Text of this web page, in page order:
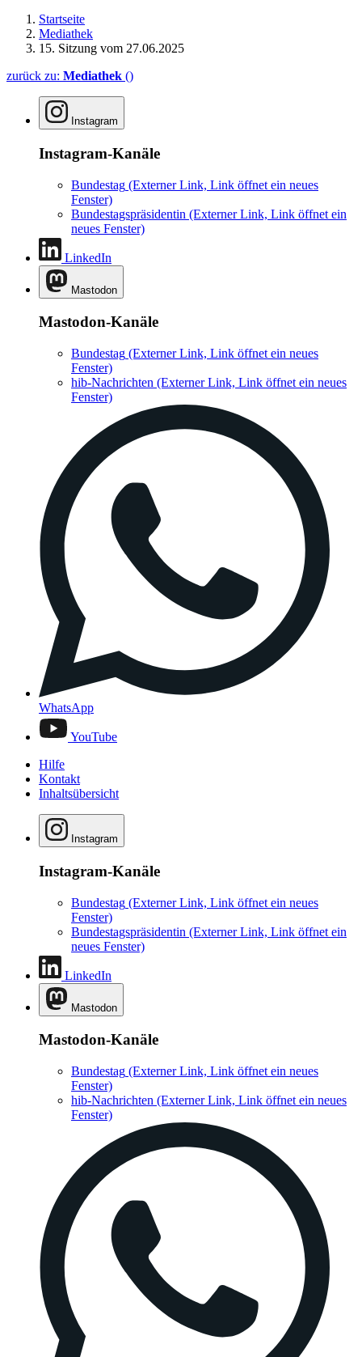
Startseite
Mediathek
15. Sitzung vom 27.06.2025
zurück zu: Mediathek ()
Instagram
Instagram-Kanäle
Bundestag (Externer Link, Link öffnet ein neues
Fenster)
Bundestagspräsidentin (Externer Link, Link öffnet ein
neues Fenster)
LinkedIn
Mastodon
Mastodon-Kanäle
Bundestag (Externer Link, Link öffnet ein neues
Fenster)
hib-Nachrichten (Externer Link, Link öffnet ein neues
Fenster)
WhatsApp
YouTube
Hilfe
Kontakt
Inhaltsübersicht
Instagram
Instagram-Kanäle
Bundestag (Externer Link, Link öffnet ein neues
Fenster)
Bundestagspräsidentin (Externer Link, Link öffnet ein
neues Fenster)
LinkedIn
Mastodon
Mastodon-Kanäle
Bundestag (Externer Link, Link öffnet ein neues
Fenster)
hib-Nachrichten (Externer Link, Link öffnet ein neues
Fenster)